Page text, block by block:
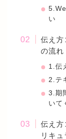
い
伝え方
の流れ
1.伝
2.テ
3.期
いて
伝え方
リキュ